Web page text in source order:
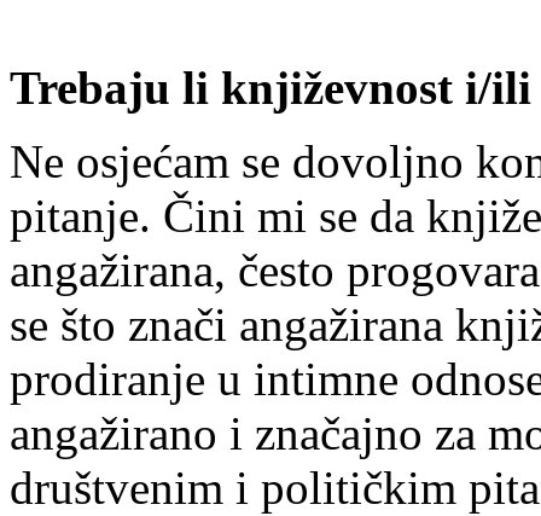
Trebaju li književnost i/
Ne osjećam se dovoljno
pitanje. Čini mi se da
angažirana, često
se što znači angažirana
prodiranje u intimne
angažirano i značajno za
društvenim i političkim